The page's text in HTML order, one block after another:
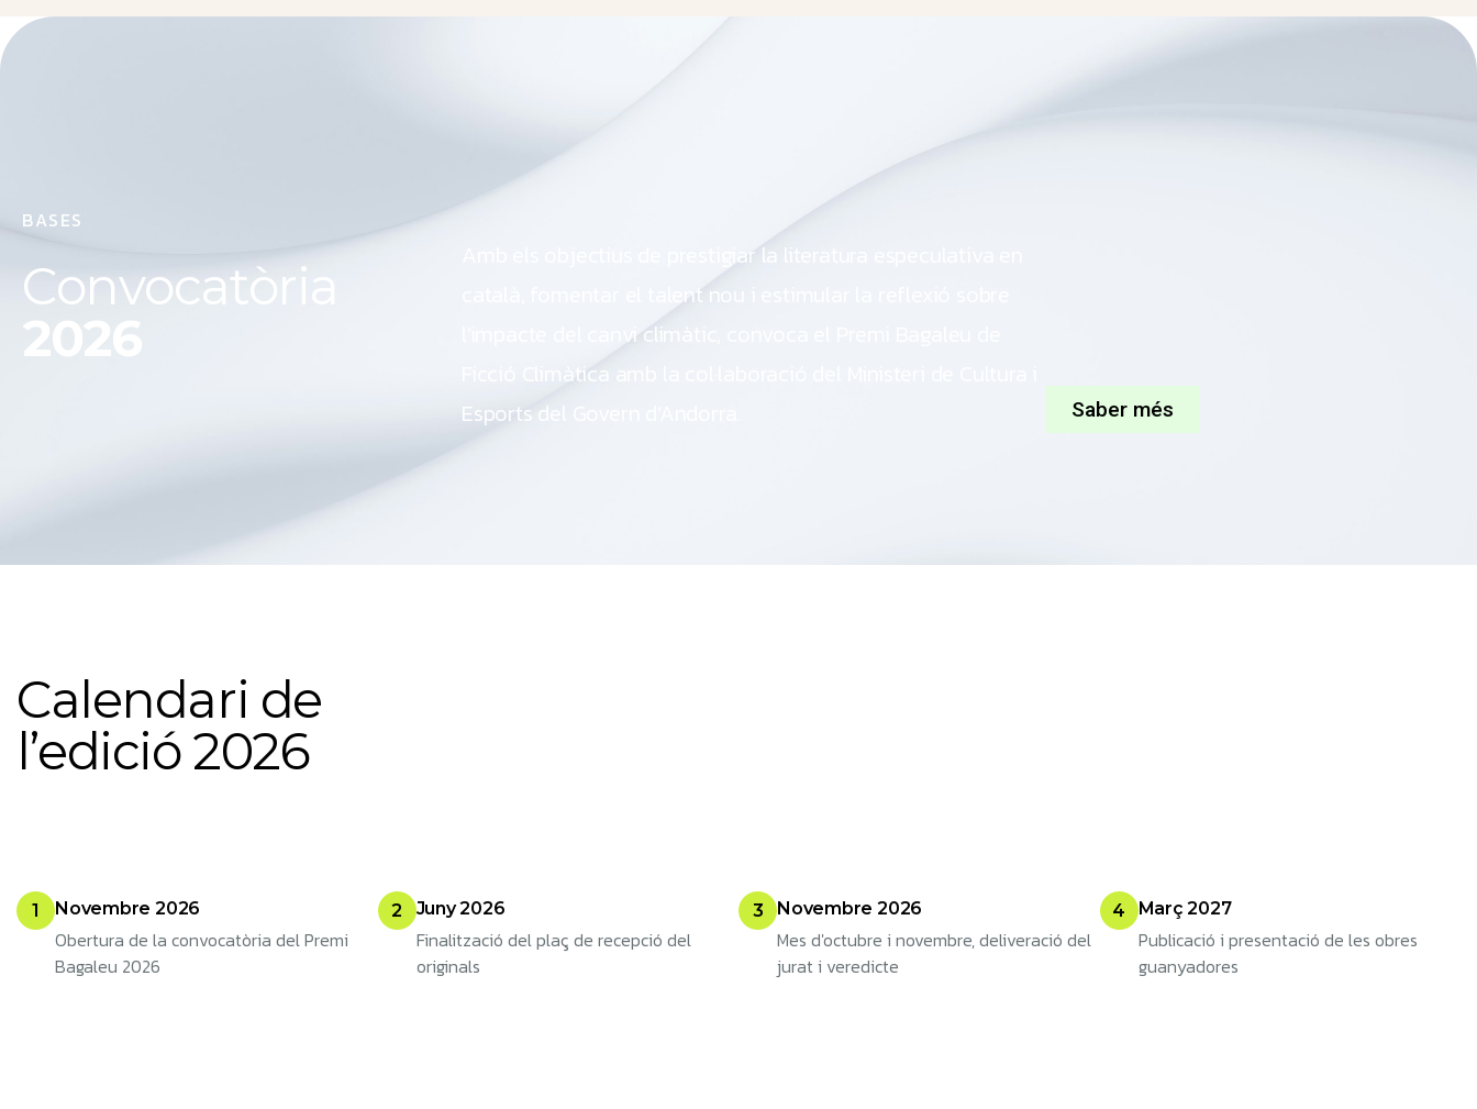
BASES
Convocatòria
2026
Amb els objectius de prestigiar la literatura especulativa en
català, fomentar el talent nou i estimular la reflexió sobre
l’impacte del canvi climàtic, convoca el Premi Bagaleu de
Ficció Climàtica amb la col·laboració del Ministeri de Cultura i
Esports del Govern d’Andorra.
Saber més
Calendari de
l’edició 2026
1 Novembre 2026
Obertura de la convocatòria del Premi
Bagaleu 2026
2 Juny 2026
Finalització del plaç de recepció del
originals
3 Novembre 2026
Mes d'octubre i novembre, deliveració del
jurat i veredicte
4 Març 2027
Publicació i presentació de les obres
guanyadores